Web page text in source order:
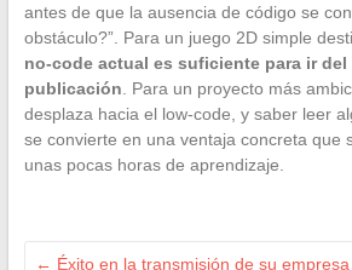
antes de que la ausencia de código se
obstáculo?”. Para un juego 2D simple
no-code actual es suficiente para ir
publicación . Para un proyecto más
desplaza hacia el low-code, y saber leer
se convierte en una ventaja concreta que
unas pocas horas de aprendizaje.
← Éxito en la transmisión de su